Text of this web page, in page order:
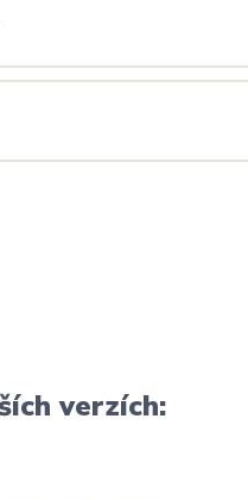
řešení, které vás potěší.
našich produktů — skvělé
verzích: